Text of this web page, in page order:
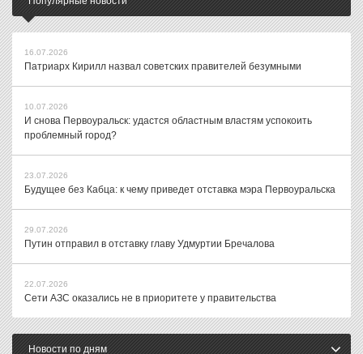
16.07.2026
Патриарх Кирилл назвал советских правителей безумными
10.07.2026
И снова Первоуральск: удастся областным властям успокоить
проблемный город?
23.07.2026
Будущее без Кабца: к чему приведет отставка мэра Первоуральска
29.07.2026
Путин отправил в отставку главу Удмуртии Бречалова
22.07.2026
Сети АЗС оказались не в приоритете у правительства
Новости по дням